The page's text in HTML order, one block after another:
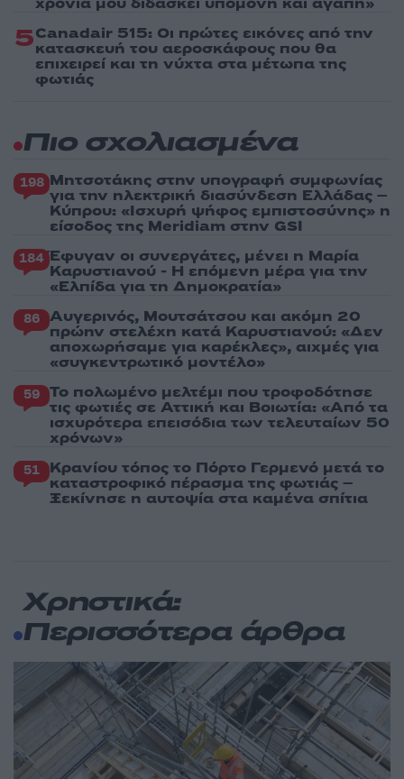
5Canadair 515: Οι πρώτες εικόνες από την
κατασκευή του αεροσκάφους που θα
επιχειρεί και τη νύχτα στα μέτωπα της
φωτιάς
Πιο σχολιασμένα
198 Μητσοτάκης στην υπογραφή συμφωνίας
για την ηλεκτρική διασύνδεση Ελλάδας –
Κύπρου: «Ισχυρή ψήφος εμπιστοσύνης» η
είσοδος της Meridiam στην GSI
184 Έφυγαν οι συνεργάτες, μένει η Μαρία
Καρυστιανού - Η επόμενη μέρα για την
«Ελπίδα για τη Δημοκρατία»
86 Αυγερινός, Μουτσάτσου και ακόμη 20
πρώην στελέχη κατά Καρυστιανού: «Δεν
αποχωρήσαμε για καρέκλες», αιχμές για
«συγκεντρωτικό μοντέλο»
59 Το πολωμένο μελτέμι που τροφοδότησε
τις φωτιές σε Αττική και Βοιωτία: «Από τα
ισχυρότερα επεισόδια των τελευταίων 50
χρόνων»
51 Κρανίου τόπος το Πόρτο Γερμενό μετά το
καταστροφικό πέρασμα της φωτιάς –
Ξεκίνησε η αυτοψία στα καμένα σπίτια
Χρηστικά:
Περισσότερα άρθρα